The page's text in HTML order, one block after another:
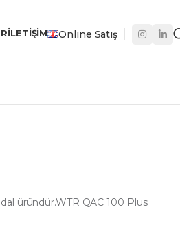
İLETIŞIM Onlıne Satış
üründür.WTR QAC 100 Plus